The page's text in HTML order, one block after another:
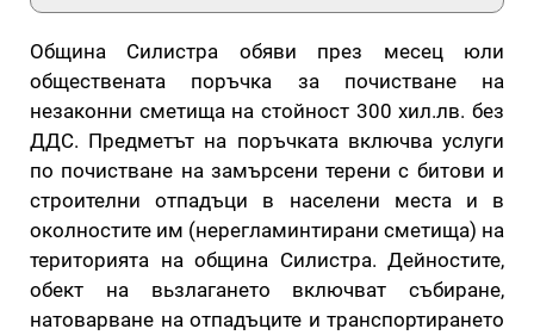
Община Силистра обяви през месец юли
обществената поръчка за почистване на
незаконни сметища на стойност 300 хил.лв. без
ДДС. Предметът на поръчката включва услуги
по почистване на замърсени терени с битови и
строителни отпадъци в населени места и в
околностите им (нерегламинтирани сметища) на
територията на община Силистра. Дейностите,
обект на вьзлагането включват събиране,
натоварване на отпадъците и транспортирането